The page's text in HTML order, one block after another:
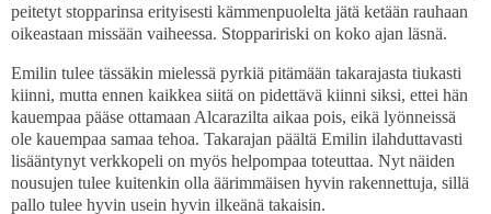
peitetyt stopparinsa erityisesti kämmenpuolelta jätä ketään rauhaan
oikeastaan missään vaiheessa. Stoppaririski on koko ajan läsnä.
Emilin tulee tässäkin mielessä pyrkiä pitämään takarajasta tiukasti
kiinni, mutta ennen kaikkea siitä on pidettävä kiinni siksi, ettei hän
kauempaa pääse ottamaan Alcarazilta aikaa pois, eikä lyönneissä
ole kauempaa samaa tehoa. Takarajan päältä Emilin ilahduttavasti
lisääntynyt verkkopeli on myös helpompaa toteuttaa. Nyt näiden
nousujen tulee kuitenkin olla äärimmäisen hyvin rakennettuja, sillä
pallo tulee hyvin usein hyvin ilkeänä takaisin.